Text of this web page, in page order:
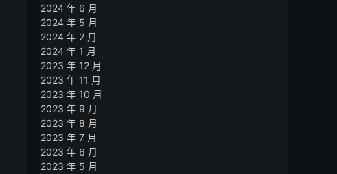
2024 年 6 月
2024 年 5 月
2024 年 2 月
2024 年 1 月
2023 年 12 月
2023 年 11 月
2023 年 10 月
2023 年 9 月
2023 年 8 月
2023 年 7 月
2023 年 6 月
2023 年 5 月